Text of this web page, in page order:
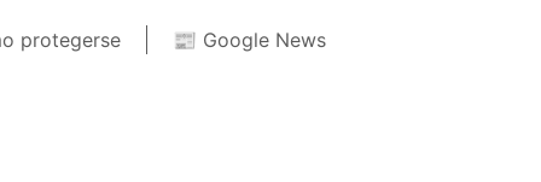
protegerse 📰 Google News